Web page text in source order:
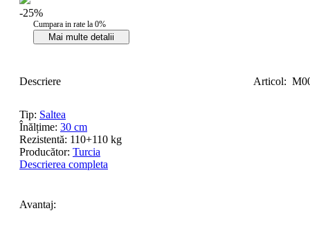
-25%
Cumpara in rate la 0%
Mai multe detalii
Descriere Articol:
Tip: Saltea
Înălțime: 30 cm
Rezistentă: 110+110 kg
Producător: Turcia
Descrierea completa
Avantaj: